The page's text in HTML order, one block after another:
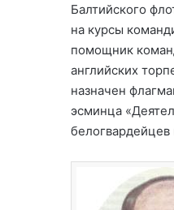
Балтийского
на курсы
помощник
английских
назначен
эсминца
белогвардейцев